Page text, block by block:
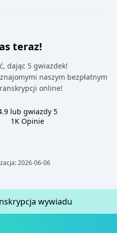
teraz!
dając 5 gwiazdek!
naszym bezpłatnym
online!
lub gwiazdy 5
1K Opinie
2026-06-06
wywiadu